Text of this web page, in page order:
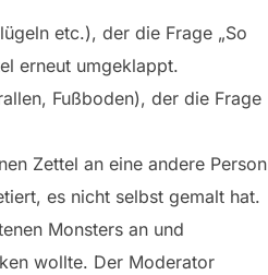
etc.), der die Frage „So
erneut umgeklappt.
Fußboden), der die Frage
Zettel an eine andere Person
es nicht selbst gemalt hat.
Monsters an und
wollte. Der Moderator